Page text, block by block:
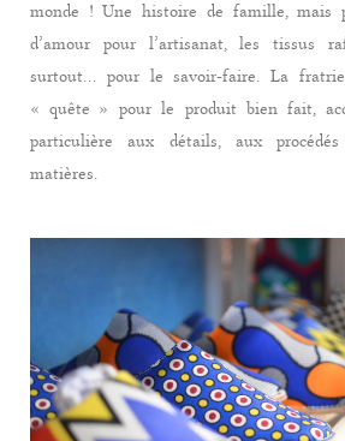
monde ! Une histoire de famille, mais
d’amour pour l’artisanat, les tissus
surtout… pour le savoir-faire. La
« quête » pour le produit bien fait,
particulière aux détails, aux
matières.